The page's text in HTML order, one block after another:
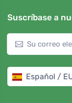
Suscríbase a
Español /